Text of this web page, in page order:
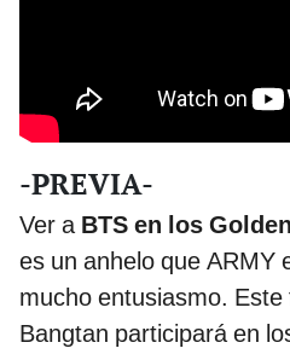
-PREVIA-
Ver a BTS en los
es un anhelo que ARMY
mucho entusiasmo. Este
Bangtan participará en